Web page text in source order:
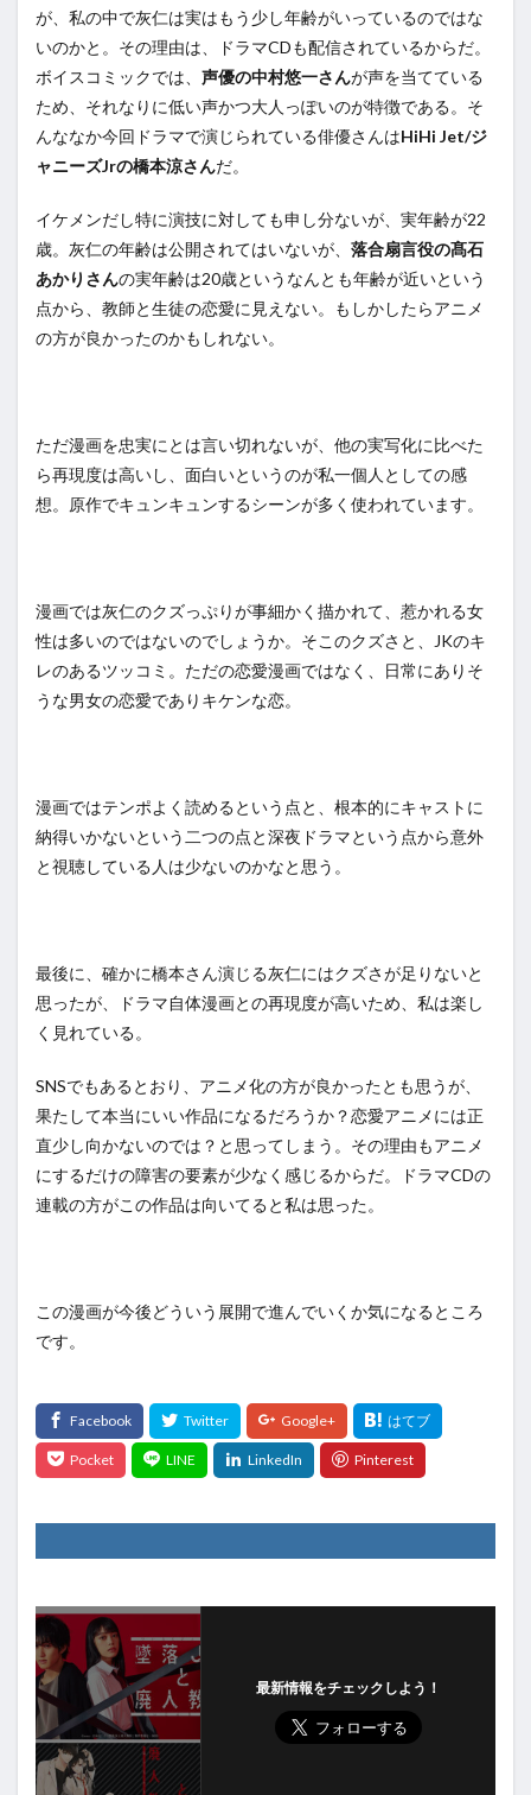
が、私の中で灰仁は実はもう少し年齢がいっているのではな
いのかと。その理由は、ドラマCDも配信されているからだ。
ボイスコミックでは、 声優の中村悠一さんが声を当てている
ため、それなりに低い声かつ大人っぽいのが特徴である。そ
んななか今回ドラマで演じられている俳優さんはHiHi Jet/ジ
ャニーズJrの橋本涼さんだ。
イケメンだし特に演技に対しても申し分ないが、実年齢が22
歳。灰仁の年齢は公開されてはいないが、 落合扇言役の髙石
あかりさんの実年齢は20歳というなんとも年齢が近いという
点から、教師と生徒の恋愛に見えない。もしかしたらアニメ
の方が良かったのかもしれない。
ただ漫画を忠実にとは言い切れないが、他の実写化に比べた
ら再現度は高いし、面白いというのが私一個人としての感
想。原作でキュンキュンするシーンが多く使われています。
漫画では灰仁のクズっぷりが事細かく描かれて、惹かれる女
性は多いのではないのでしょうか。そこのクズさと、JKのキ
レのあるツッコミ。ただの恋愛漫画ではなく、日常にありそ
うな男女の恋愛でありキケンな恋。
漫画ではテンポよく読めるという点と、根本的にキャストに
納得いかないという二つの点と深夜ドラマという点から意外
と視聴している人は少ないのかなと思う。
最後に、確かに橋本さん演じる灰仁にはクズさが足りないと
思ったが、ドラマ自体漫画との再現度が高いため、私は楽し
く見れている。
SNSでもあるとおり、アニメ化の方が良かったとも思うが、
果たして本当にいい作品になるだろうか？恋愛アニメには正
直少し向かないのでは？と思ってしまう。その理由もアニメ
にするだけの障害の要素が少なく感じるからだ。ドラマCDの
連載の方がこの作品は向いてると私は思った。
この漫画が今後どういう展開で進んでいくか気になるところ
です。
最新情報をチェックしよう！